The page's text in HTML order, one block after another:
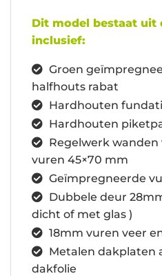
Dit model bestaat uit
inclusief:
Groen
halfhouts rabat
Hardhouten
Hardhouten
Regelwerk
vuren 45×70 mm
Geïmpregneerde
Dubbele deur
dicht of met glas )
18mm vuren veer
Metalen dakplaten
dakfolie